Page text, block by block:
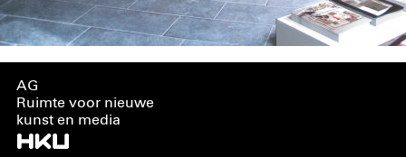
AG
Ruimte voor nieuwe
kunst en media